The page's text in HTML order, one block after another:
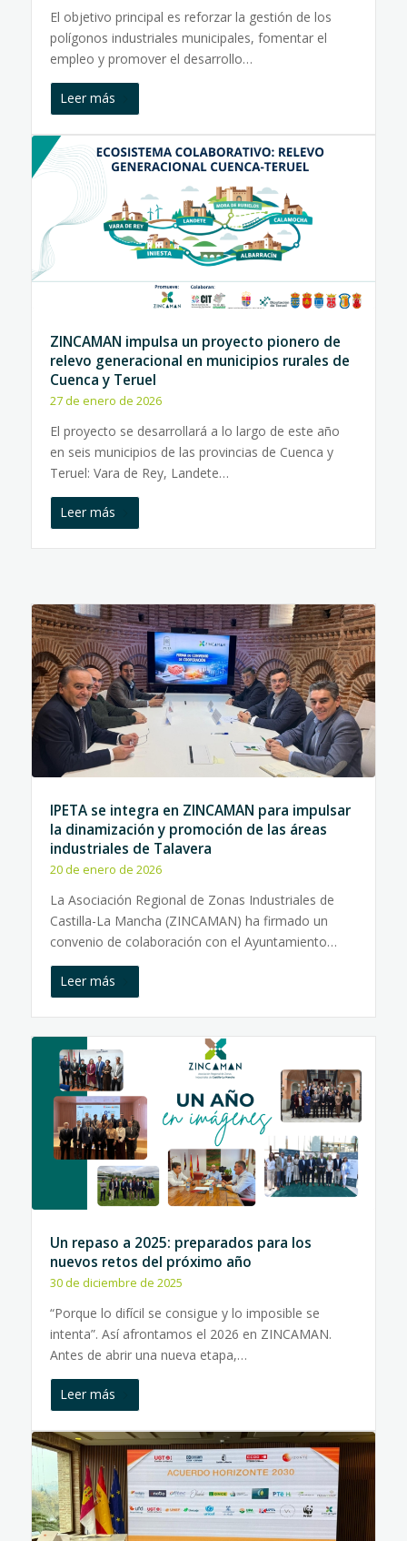
El objetivo principal es reforzar la gestión de los
polígonos industriales municipales, fomentar el
empleo y promover el desarrollo…
Leer más
ZINCAMAN impulsa un proyecto pionero de
relevo generacional en municipios rurales de
Cuenca y Teruel
27 de enero de 2026
El proyecto se desarrollará a lo largo de este año
en seis municipios de las provincias de Cuenca y
Teruel: Vara de Rey, Landete…
Leer más
IPETA se integra en ZINCAMAN para impulsar
la dinamización y promoción de las áreas
industriales de Talavera
20 de enero de 2026
La Asociación Regional de Zonas Industriales de
Castilla-La Mancha (ZINCAMAN) ha firmado un
convenio de colaboración con el Ayuntamiento…
Leer más
Un repaso a 2025: preparados para los
nuevos retos del próximo año
30 de diciembre de 2025
“Porque lo difícil se consigue y lo imposible se
intenta”. Así afrontamos el 2026 en ZINCAMAN.
Antes de abrir una nueva etapa,…
Leer más